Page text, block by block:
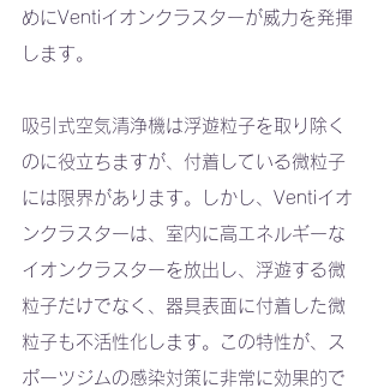
めにVentiイオンクラスターが威力を発揮
します。
吸引式空気清浄機は浮遊粒子を取り除く
のに役立ちますが、付着している微粒子
には限界があります。しかし、Ventiイオ
ンクラスターは、室内に高エネルギーな
イオンクラスターを放出し、浮遊する微
粒子だけでなく、器具表面に付着した微
粒子も不活性化します。この特性が、ス
ポーツジムの感染対策に非常に効果的で